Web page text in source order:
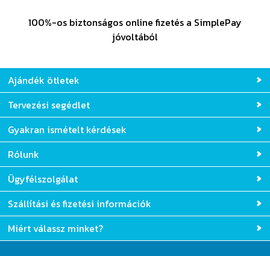
100%-os biztonságos online fizetés a SimplePay
jóvoltából
Ajándék ötletek
Tervezési segédlet
Gyakran ismételt kérdések
Rólunk
Ügyfélszolgálat
Szállítási és fizetési információk
Miért válassz minket?